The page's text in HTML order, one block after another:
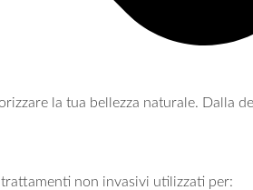
la tua bellezza naturale.
non invasivi utilizzati per: